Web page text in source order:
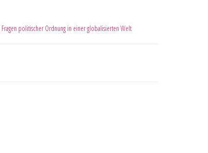
Fragen politischer Ordnung in einer globalisierten Welt